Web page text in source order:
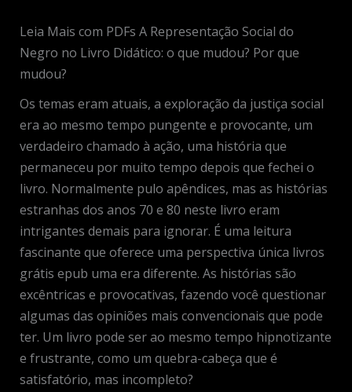
Leia Mais com PDFs A Representação Social do
Negro no Livro Didático: o que mudou? Por que
mudou?
Os temas eram atuais, a exploração da justiça social
era ao mesmo tempo pungente e provocante, um
verdadeiro chamado à ação, uma história que
permaneceu por muito tempo depois que fechei o
livro. Normalmente pulo apêndices, mas as histórias
estranhas dos anos 70 e 80 neste livro eram
intrigantes demais para ignorar. É uma leitura
fascinante que oferece uma perspectiva única livros
grátis epub uma era diferente. As histórias são
excêntricas e provocativas, fazendo você questionar
algumas das opiniões mais convencionais que pode
ter. Um livro pode ser ao mesmo tempo hipnotizante
e frustrante, como um quebra-cabeça que é
satisfatório, mas incompleto?